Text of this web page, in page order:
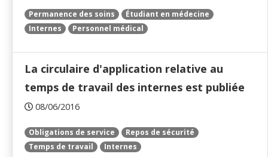
Permanence des soins
Étudiant en médecine
Internes
Personnel médical
La circulaire d'application relative au
temps de travail des internes est publiée
08/06/2016
Obligations de service
Repos de sécurité
Temps de travail
Internes